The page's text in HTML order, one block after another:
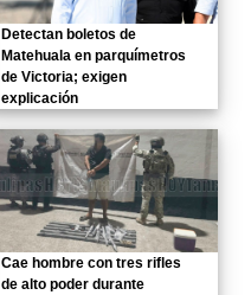
Detectan boletos de
Matehuala en parquímetros
de Victoria; exigen
explicación
Cae hombre con tres rifles
de alto poder durante